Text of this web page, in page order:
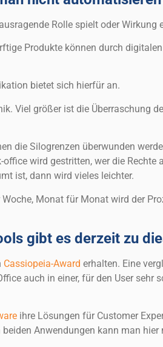
Rolle spielt oder Wirkung
Produkte können durch
bietet sich hierfür an.
Viel größer ist die Überraschung
die Silogrenzen überwunden
wird gestritten, wer die Rechte
ist, dann wird vieles leichter.
Monat für Monat wird der
gibt es derzeit zu
Cassiopeia-Award erhalten. Eine
auch in einer, für den User sehr
ihre Lösungen für Customer
Anwendungen kann man hier